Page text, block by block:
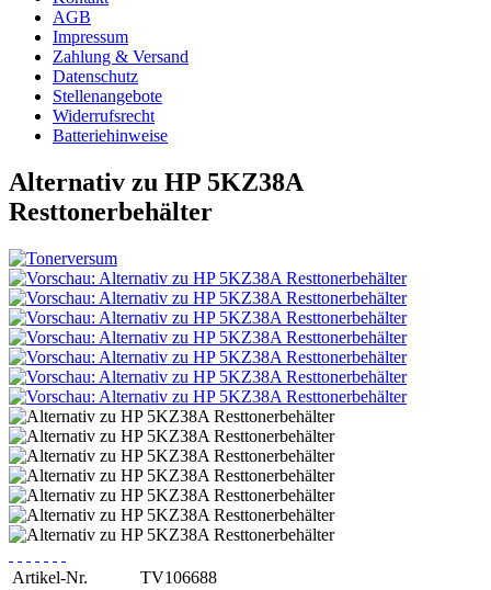
AGB
Impressum
Zahlung & Versand
Datenschutz
Stellenangebote
Widerrufsrecht
Batteriehinweise
Alternativ zu HP 5KZ38A
Resttonerbehälter
Artikel-Nr.
TV106688